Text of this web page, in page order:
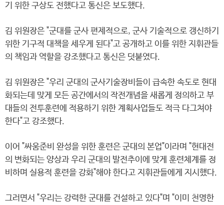
기 위한 구상도 전했다고 통신은 보도했다.
김 위원장은 "군대를 군사 편제적으로, 군사 기술적으로 갱신하기
위한 기구적 대책을 세우게 된다"고 공개하고 이를 위한 지휘관들
의 책임과 역할을 강조했다고 통신은 덧붙였다.
김 위원장은 "우리 군대의 군사기술장비들이 급속한 속도로 현대
화되는데 맞게 모든 공간에서의 작전개념을 새롭게 정의하고 부
대들의 전투훈련에 적용하기 위한 계획사업들도 적극 다그쳐야
한다"고 강조했다.
이어 "싸움준비 완성을 위한 훈련은 군대의 본업"이라며 "현대전
의 변화되는 양상과 우리 군대의 발전추이에 맞게 훈련체계를 정
비하며 실용적 훈련을 강화"해야 한다고 지휘관들에게 지시했다.
그러면서 "우리는 강력한 군대를 건설하고 있다"며 "이미 천명한